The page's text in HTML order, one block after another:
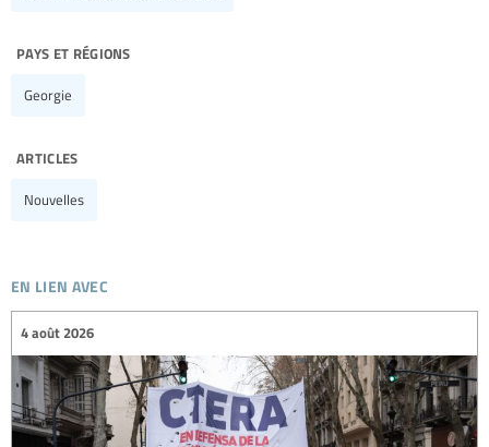
pays et régions
Georgie
articles
Nouvelles
en lien avec
4 août 2026